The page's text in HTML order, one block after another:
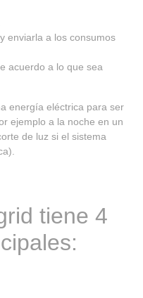
enviarla a los consumos
acuerdo a lo que sea
energía eléctrica para ser
ejemplo a la noche en un
de luz si el sistema
tiene 4